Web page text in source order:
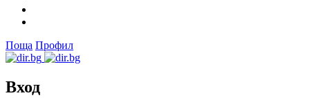
Поща Профил
Вход